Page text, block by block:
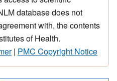
database does not
with, the contents
of Health.
| PMC Copyright Notice